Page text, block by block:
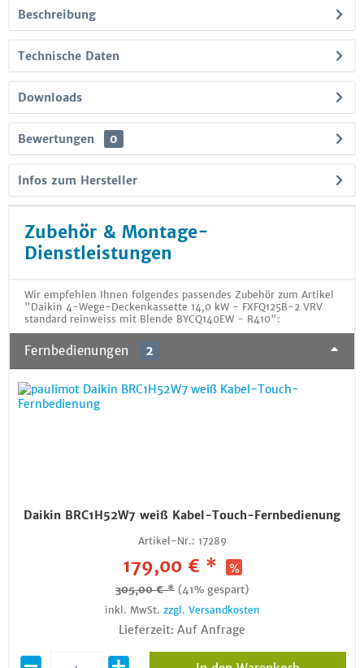
Beschreibung
Technische Daten
Downloads
Bewertungen 0
Infos zum Hersteller
Zubehör & Montage-
Dienstleistungen
Wir empfehlen Ihnen folgendes passendes Zubehör zum Artikel
"Daikin 4-Wege-Deckenkassette 14,0 kW - FXFQ125B-2 VRV
standard reinweiss mit Blende BYCQ140EW - R410":
Fernbedienungen 2
Daikin BRC1H52W7 weiß Kabel-Touch-Fernbedienung
Artikel-Nr.: 17289
179,00 € *
305,00 € * (41% gespart)
inkl. MwSt. zzgl. Versandkosten
Lieferzeit: Auf Anfrage